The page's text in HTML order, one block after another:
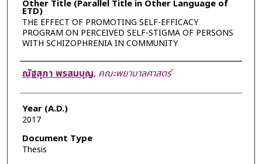
Other Title (Parallel Title in Other Language of
ETD)
THE EFFECT OF PROMOTING SELF-EFFICACY
PROGRAM ON PERCEIVED SELF-STIGMA OF PERSONS
WITH SCHIZOPHRENIA IN COMMUNITY
Author
ณัฐสุภา พรสมบุญ, คณะพยาบาลศาสตร์
Year (A.D.)
2017
Document Type
Thesis